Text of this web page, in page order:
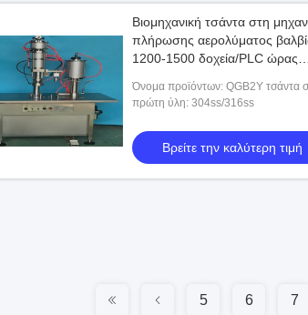
Βιομηχανική τσάντα στη
πλήρωσης αερολύματος
1200-1500 δοχεία/PLC ώρας
Όνομα προϊόντων: QGB2Y τσάντα
μηχανή πλήρωσης αερολύματος
πρώτη ύλη: 304ss/316ss
Βρείτε την καλύτερη τιμή
5 6 7